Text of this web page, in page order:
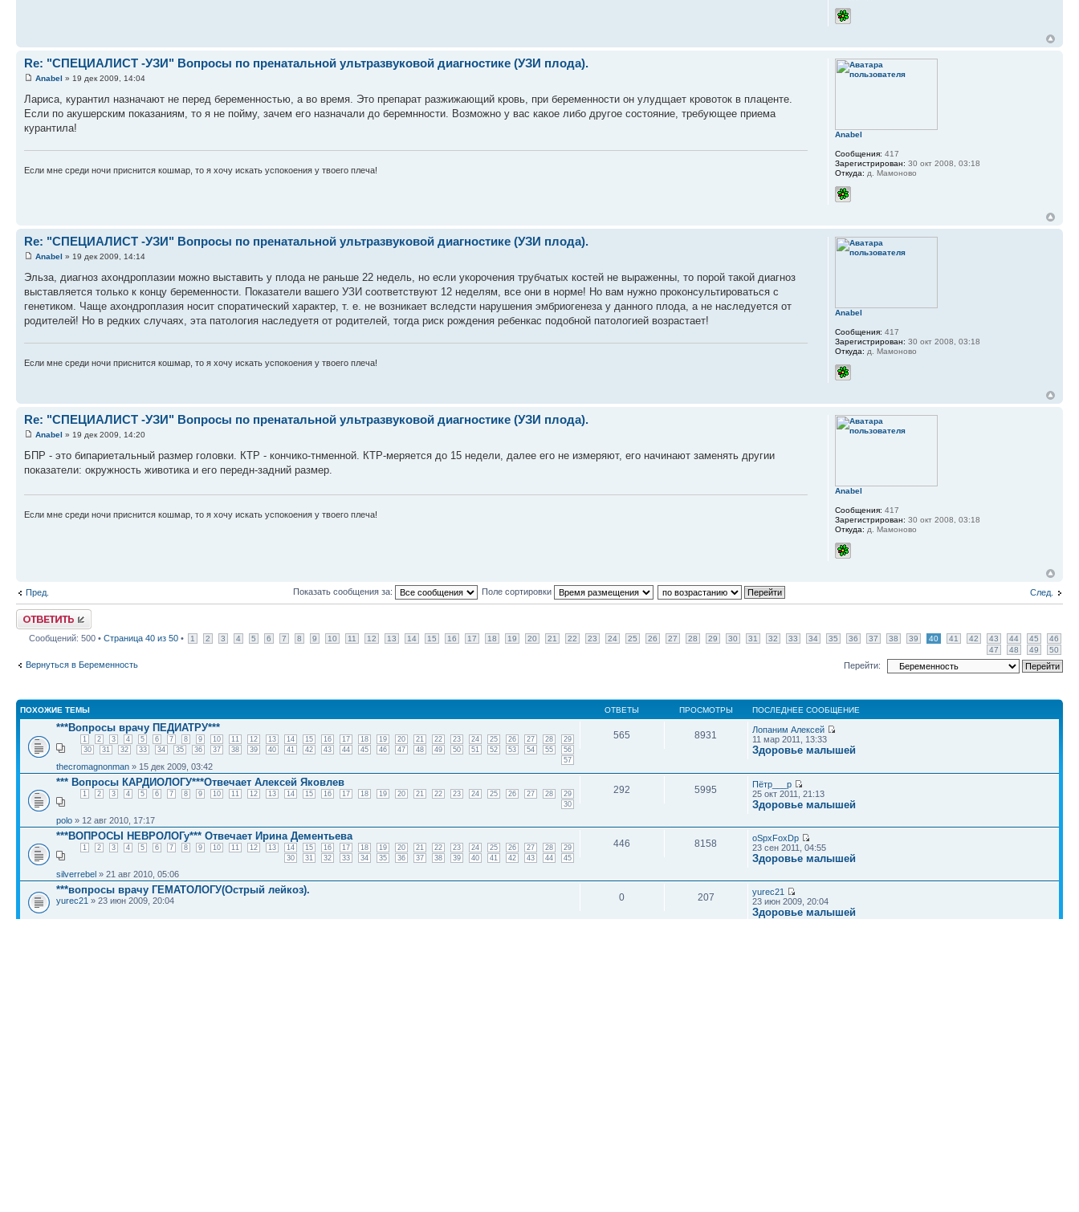
Re: "СПЕЦИАЛИСТ -УЗИ" Вопросы по пренатальной ультразвуковой диагностике (УЗИ плода).
Anabel » 19 дек 2009, 14:04
Лариса, курантил назначают не перед беременностью, а во время. Это препарат разжижающий кровь, при беременности он улудщает кровоток в плаценте.
Если по акушерским показаниям, то я не пойму, зачем его назначали до беремнности. Возможно у вас какое либо другое состояние, требующее приема
курантила!
Если мне среди ночи приснится кошмар, то я хочу искать успокоения у твоего плеча!
Anabel
Сообщения: 417
Зарегистрирован: 30 окт 2008, 03:18
Откуда: д. Мамоново
Re: "СПЕЦИАЛИСТ -УЗИ" Вопросы по пренатальной ультразвуковой диагностике (УЗИ плода).
Anabel » 19 дек 2009, 14:14
Эльза, диагноз ахондроплазии можно выставить у плода не раньше 22 недель, но если укорочения трубчатых костей не выраженны, то порой такой диагноз
выставляется только к концу беременности. Показатели вашего УЗИ соответствуют 12 неделям, все они в норме! Но вам нужно проконсультироваться с
генетиком. Чаще ахондроплазия носит споратический характер, т. е. не возникает вследсти нарушения эмбриогенеза у данного плода, а не наследуется от
родителей! Но в редких случаях, эта патология наследуетя от родителей, тогда риск рождения ребенкас подобной патологией возрастает!
Если мне среди ночи приснится кошмар, то я хочу искать успокоения у твоего плеча!
Anabel
Сообщения: 417
Зарегистрирован: 30 окт 2008, 03:18
Откуда: д. Мамоново
Re: "СПЕЦИАЛИСТ -УЗИ" Вопросы по пренатальной ультразвуковой диагностике (УЗИ плода).
Anabel » 19 дек 2009, 14:20
БПР - это бипариетальный размер головки. КТР - кончико-тнменной. КТР-меряется до 15 недели, далее его не измеряют, его начинают заменять другии
показатели: окружность животика и его передн-задний размер.
Если мне среди ночи приснится кошмар, то я хочу искать успокоения у твоего плеча!
Anabel
Сообщения: 417
Зарегистрирован: 30 окт 2008, 03:18
Откуда: д. Мамоново
Пред. След.
Показать сообщения за: Поле сортировки
Ответить
Сообщений: 500 • Страница 40 из 50 • 1 2 3 4 5 6 7 8 9 10 11 12 13 14 15 16 17 18 19 20 21 22 23 24 25 26 27 28 29 30 31 32 33 34 35 36 37 38 39 40 41 42 43 44 45
46
47
48 49 50
Вернуться в Беременность Перейти:
ПОХОЖИЕ ТЕМЫ ОТВЕТЫ ПРОСМОТРЫ ПОСЛЕДНЕЕ СООБЩЕНИЕ
***Вопросы врачу ПЕДИАТРУ***
1 2 3 4 5 6 7 8 9 10 11 12 13 14 15 16 17 18 19 20 21 22 23 24 25 26 27 28
29
30
31 32 33 34 35 36 37 38 39 40 41 42 43 44 45 46 47 48 49 50 51 52 53 54 55
56
57
thecromagnonman » 15 дек 2009, 03:42
565 8931
Лопаним Алексей
11 мар 2011, 13:33
Здоровье малышей
*** Вопросы КАРДИОЛОГУ***Отвечает Алексей Яковлев
1 2 3 4 5 6 7 8 9 10 11 12 13 14 15 16 17 18 19 20 21 22 23 24 25 26 27 28
29
30
polo » 12 авг 2010, 17:17
292 5995
Пётр___p
25 окт 2011, 21:13
Здоровье малышей
***ВОПРОСЫ НЕВРОЛОГу*** Отвечает Ирина Дементьева
1 2 3 4 5 6 7 8 9 10 11 12 13 14 15 16 17 18 19 20 21 22 23 24 25 26 27 28
29
30
31 32 33 34 35 36 37 38 39 40 41 42 43 44 45
silverrebel » 21 авг 2010, 05:06
446 8158
oSpxFoxDp
23 сен 2011, 04:55
Здоровье малышей
***вопросы врачу ГЕМАТОЛОГУ(Острый лейкоз).
yurec21 » 23 июн 2009, 20:04 0 207
yurec21
23 июн 2009, 20:04
Здоровье малышей